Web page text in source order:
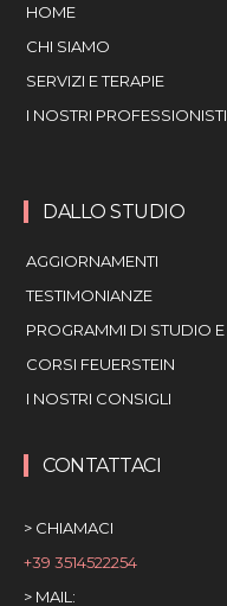
HOME
CHI SIAMO
SERVIZI E TERAPIE
I NOSTRI PROFESSIONISTI
DALLO STUDIO
AGGIORNAMENTI
TESTIMONIANZE
PROGRAMMI DI STUDIO
CORSI FEUERSTEIN
I NOSTRI CONSIGLI
CONTATTACI
> CHIAMACI
+39 3514522254
> MAIL: